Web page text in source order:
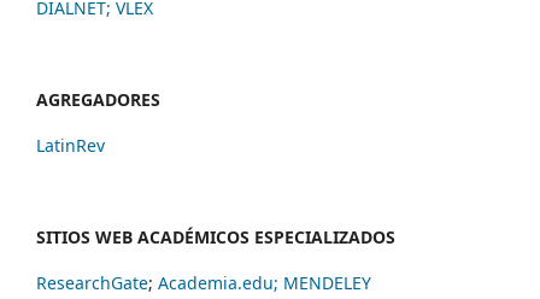
DIALNET; VLEX
AGREGADORES
LatinRev
SITIOS WEB ACADÉMICOS ESPECIALIZADOS
ResearchGate; Academia.edu; MENDELEY